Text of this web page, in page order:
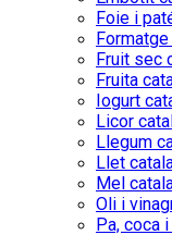
Foie i
Fruit sec
Fruita
Iogurt
Licor
Llegum
Llet
Mel
Oli i
Pa, coca